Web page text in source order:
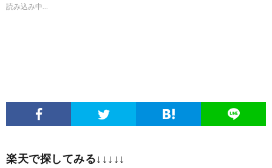
読み込み中…
楽天で探してみる↓↓↓↓↓